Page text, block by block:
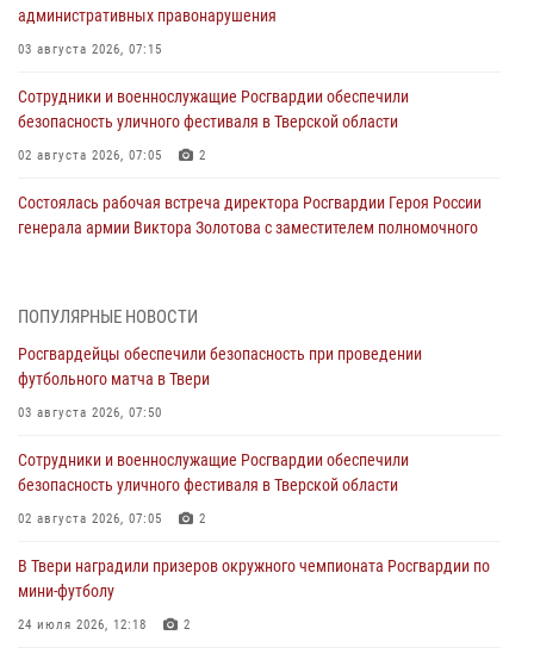
административных правонарушения
03 августа 2026, 07:15
Сотрудники и военнослужащие Росгвардии обеспечили
безопасность уличного фестиваля в Тверской области
02 августа 2026, 07:05 2
Состоялась рабочая встреча директора Росгвардии Героя России
генерала армии Виктора Золотова с заместителем полномочного
31 июля 2026, 05:42 4
Росгвардейцы в Твери приняли участие в молебне, посвященном
Дню Крещения Руси
28 июля 2026, 11:30
Сотрудники вневедомственной охраны совершили 250 выездов и
пресекли 20 правонарушений за неделю в Тверской области
27 июля 2026, 08:29
В Твери наградили призеров окружного чемпионата Росгвардии по
мини-футболу
24 июля 2026, 12:18 2
ПОПУЛЯРНЫЕ НОВОСТИ
Росгвардейцы обеспечили безопасность при проведении
футбольного матча в Твери
03 августа 2026, 07:50
Сотрудники и военнослужащие Росгвардии обеспечили
безопасность уличного фестиваля в Тверской области
02 августа 2026, 07:05 2
В Твери наградили призеров окружного чемпионата Росгвардии по
мини-футболу
24 июля 2026, 12:18 2